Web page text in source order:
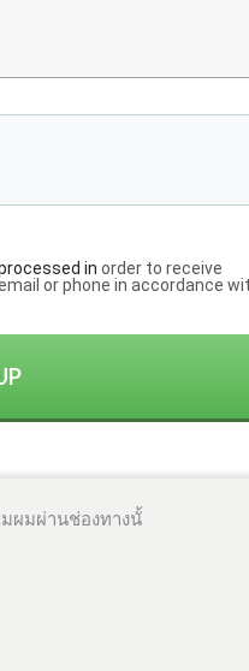
in order to receive
or phone in accordance
ผมผ่านช่องทางนั้